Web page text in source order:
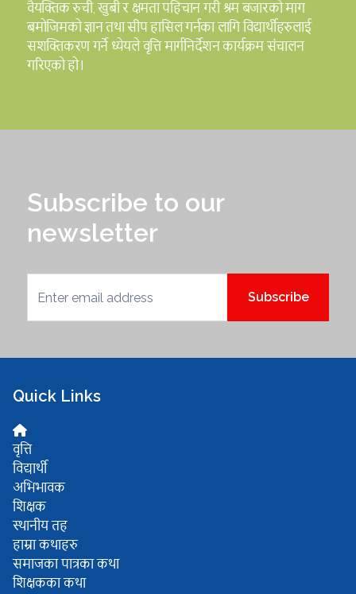
वैयक्तिक रुची, खुबी र क्षमता पहिचान गरी श्रम बजारको माग
बमोजिमको ज्ञान तथा सीप हासिल गर्नका लागि विद्यार्थीहरुलाई
सशक्तिकरण गर्ने ध्येयले वृत्ति मार्गनिर्देशन कार्यक्रम संचालन
गरिएको हो।
Subscribe to our
newsletter
Subscribe
Quick Links
वृत्ति
विद्यार्थी
अभिभावक
शिक्षक
स्थानीय तह
हाम्रा कथाहरु
समाजका पात्रका कथा
शिक्षकका कथा